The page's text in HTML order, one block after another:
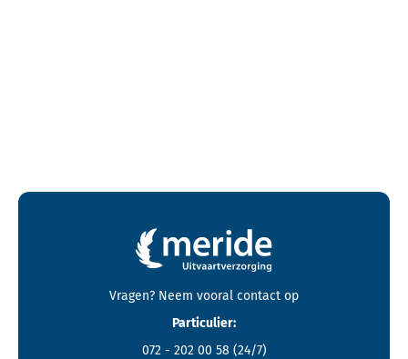
Contactgegevens en footer menu van Meride
Vragen? Neem vooral contact op
Particulier:
072 - 202 00 58 (24/7)